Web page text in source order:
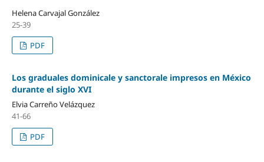
Helena Carvajal González
25-39
PDF
Los graduales dominicale y sanctorale impresos en México
durante el siglo XVI
Elvia Carreño Velázquez
41-66
PDF